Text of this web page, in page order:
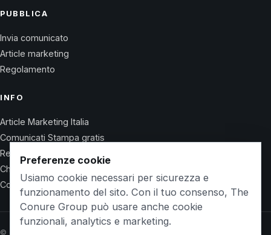
PUBBLICA
Invia comunicato
Article marketing
Regolamento
INFO
Article Marketing Italia
Comunicati Stampa gratis
Regolamento
Chi Siamo
Contatti
© 2026 Wet Life News · The Conure Group
Preferenze cookie
Usiamo cookie necessari per sicurezza e
funzionamento del sito. Con il tuo consenso, The
Conure Group può usare anche cookie
funzionali, analytics e marketing.